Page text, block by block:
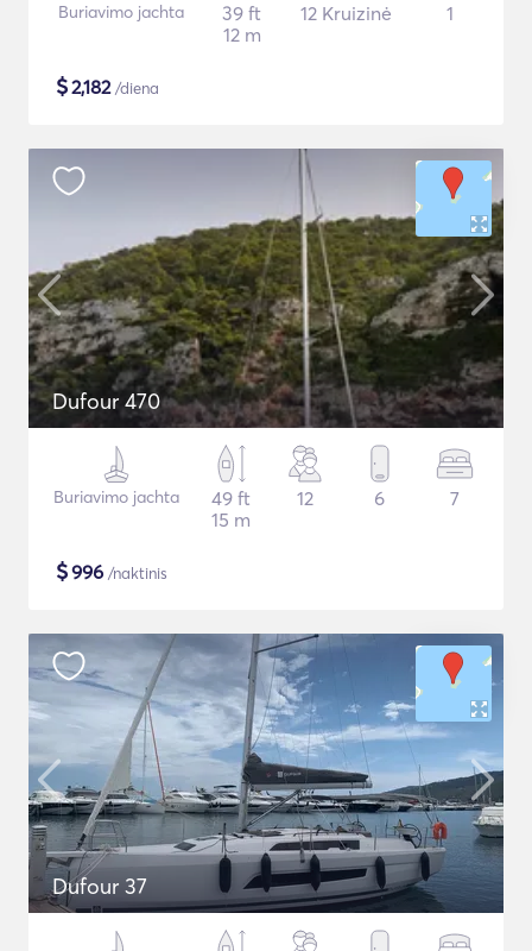
Buriavimo jachta
39 ft
12 m
12 Kruizinė 1
$2,182/diena
Dufour 470
Buriavimo jachta
49 ft
15 m
12 6 7
$996 /naktinis
Dufour 37